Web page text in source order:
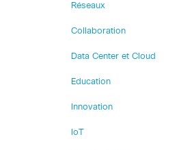
Réseaux
Collaboration
Data Center et Cloud
Education
Innovation
IoT